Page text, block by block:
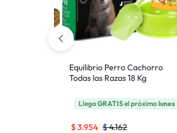
Equilibrio Perro Cachorro
Todas las Razas 18 Kg
LlegaGRATISel próximolunes
$4.162
$3.954